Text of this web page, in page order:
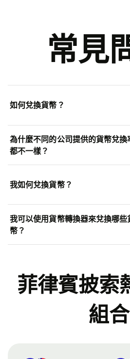
常見
如何兌換貨幣？
為什麼不同的公司提供的貨幣兌換
都不一樣？
我如何兌換貨幣？
我可以使用貨幣轉換器來兌換哪些
幣？
菲律賓披索
組合